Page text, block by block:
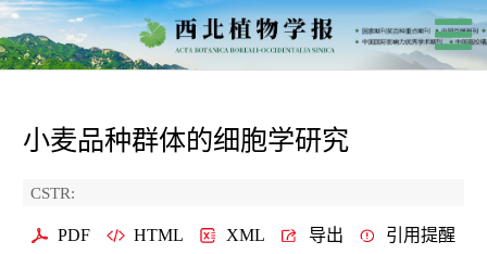
小麦品种群体的细胞学研究
CSTR:
PDF HTML XML 导出 引用提醒